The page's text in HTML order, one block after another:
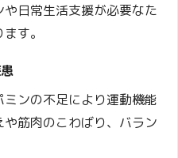
日常生活支援が必要なた
す。
ンの不足により運動機能
筋肉のこわばり、バラン